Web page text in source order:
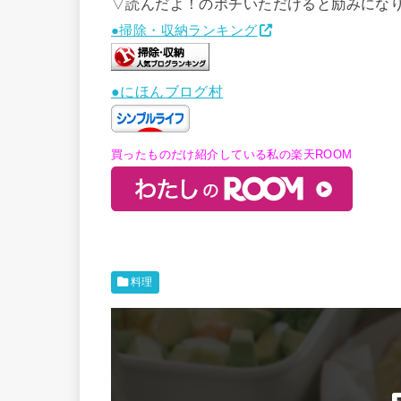
▽読んだよ！のポチいただけると励みにな
●掃除・収納ランキング
●にほんブログ村
買ったものだけ紹介している私の楽天ROOM
料理